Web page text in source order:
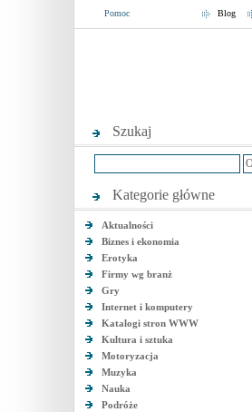
Pomoc Blog
Szukaj
Kategorie główne
Aktualności
Biznes i ekonomia
Erotyka
Firmy wg branż
Gry
Internet i komputery
Katalogi stron WWW
Kultura i sztuka
Motoryzacja
Muzyka
Nauka
Podróże